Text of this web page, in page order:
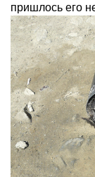
пришлось его